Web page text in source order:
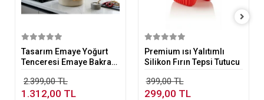
Sepete Ekle
Tasarım Emaye Yoğurt
Tenceresi Emaye Bakraç
2.399,00 TL
1.312,00 TL
Sepete Ekle
Premium ısı Yalıtımlı
Silikon Fırın Tepsi Tutucu
399,00 TL
299,00 TL